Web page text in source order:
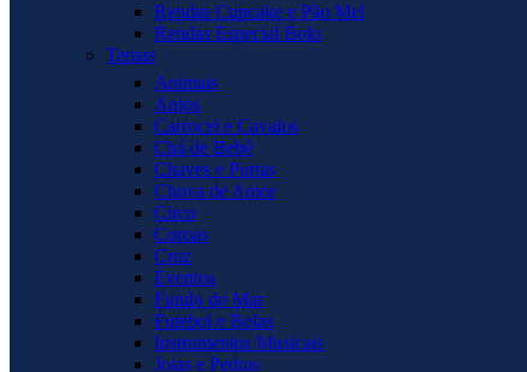
Rendas Cupcake e Pão Mel
Rendas Especial Bolo
Temas
Animais
Anjos
Carrocel e Cavalos
Chá de Bebê
Chaves e Portas
Chuva de Amor
Circo
Coroas
Cruz
Eventos
Fundo do Mar
Futebol e Bolas
Instrumentos Musicais
Joias e Pedras